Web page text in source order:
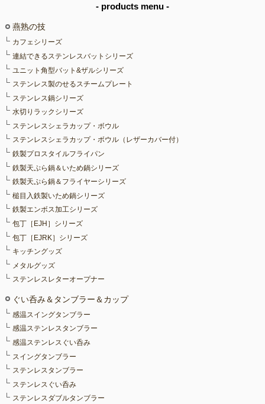
- products menu -
燕熟の技
カフェシリーズ
連結できるステンレスバットシリーズ
ユニット角型バット&ザルシリーズ
ステンレス製のせるスチームプレート
ステンレス鍋シリーズ
水切りラックシリーズ
ステンレスシェラカップ・ボウル
ステンレスシェラカップ・ボウル（レザーカバー付）
鉄製プロスタイルフライパン
鉄製天ぷら鍋＆いため鍋シリーズ
鉄製天ぷら鍋＆フライヤーシリーズ
槌目入鉄製いため鍋シリーズ
鉄製エンボス加工シリーズ
包丁［EJH］シリーズ
包丁［EJRK］シリーズ
キッチングッズ
メタルグッズ
ステンレスレターオープナー
ぐい呑み＆タンブラー＆カップ
感温スイングタンブラー
感温ステンレスタンブラー
感温ステンレスぐい呑み
スイングタンブラー
ステンレスタンブラー
ステンレスぐい呑み
ステンレスダブルタンブラー